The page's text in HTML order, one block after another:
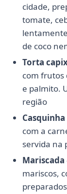
cidade,
tomate,
de coco
Torta
com frutos
e palmito.
região
com a
servida na
Mariscada
mariscos,